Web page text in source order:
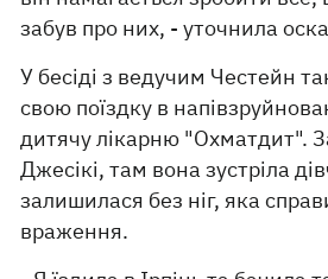
забув про них, - уточнила
У бесіді з ведучим Честейн
свою поїздку в
дитячу лікарню "Охматдит".
Джесікі, там вона зустріла
залишилася без ніг, яка
враження.